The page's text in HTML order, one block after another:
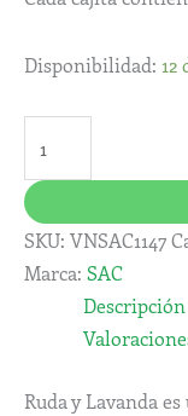
Disponibilidad: 12
SKU: VNSAC1147
Marca: SAC
Descripción
Ruda y Lavanda